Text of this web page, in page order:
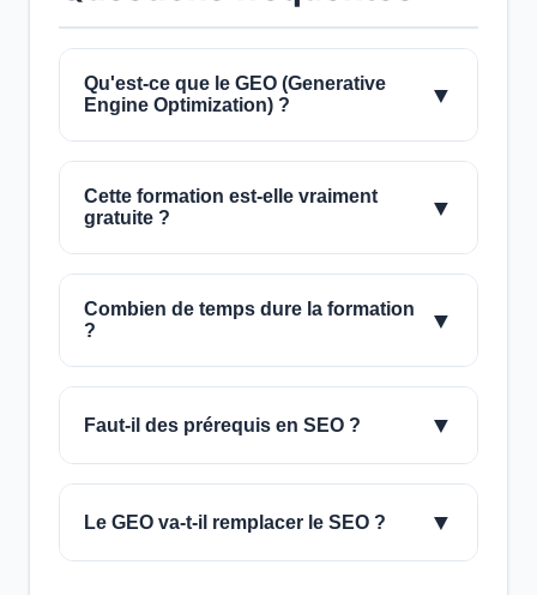
Qu'est-ce que le GEO (Generative
Engine Optimization) ?
▼
Cette formation est-elle vraiment
gratuite ?
▼
Combien de temps dure la formation
?
▼
Faut-il des prérequis en SEO ? ▼
Le GEO va-t-il remplacer le SEO ? ▼